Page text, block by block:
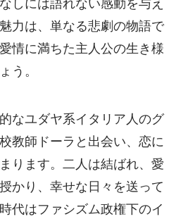
しには語れない感動を与え
力は、単なる悲劇の物語で
情に満ちた主人公の生き様
う。
なユダヤ系イタリア人のグ
教師ドーラと出会い、恋に
ります。二人は結ばれ、愛
かり、幸せな日々を送って
代はファシズム政権下のイ